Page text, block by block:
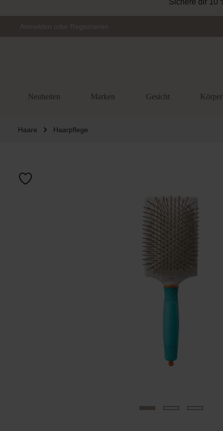
Sichere dir 10
Anmelden oder Registrieren
Neuheiten Marken Gesicht Körper
Haare Haarpflege